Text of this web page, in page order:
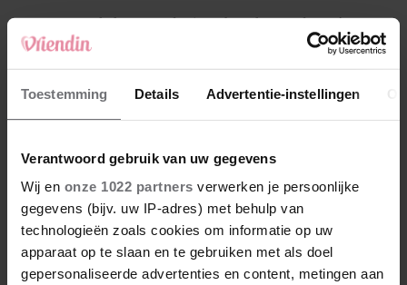
Toestemming Details Advertentie-instellingen
Verantwoord gebruik van uw gegevens
Wij en onze 1022 partners verwerken je persoonlijke
gegevens (bijv. uw IP-adres) met behulp van
technologieën zoals cookies om informatie op uw
apparaat op te slaan en te gebruiken met als doel
gepersonaliseerde advertenties en content, metingen aan
4 Makelaar Mandy: ‘Een bericht van de BN’er.
Een foto. Mijn lijf reageert’
5 Makelaar Mandy: ‘Vrijdagavond belde Bart.
Hij sprak eng kalm’
Nieuw